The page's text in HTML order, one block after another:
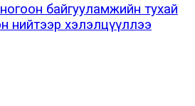
байгууламжийн тухай
нийтээр хэлэлцүүллээ